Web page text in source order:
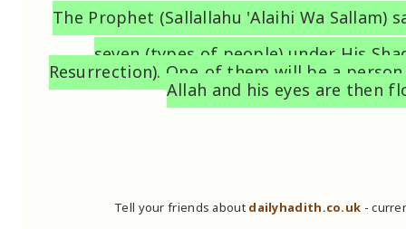
The Prophet (Sallallahu 'Alaihi Wa Sallam)
seven (types of people) under His
Resurrection). One of them will be a
Allah and his eyes are then
Tell your friends aboutdailyhadith.co.uk-